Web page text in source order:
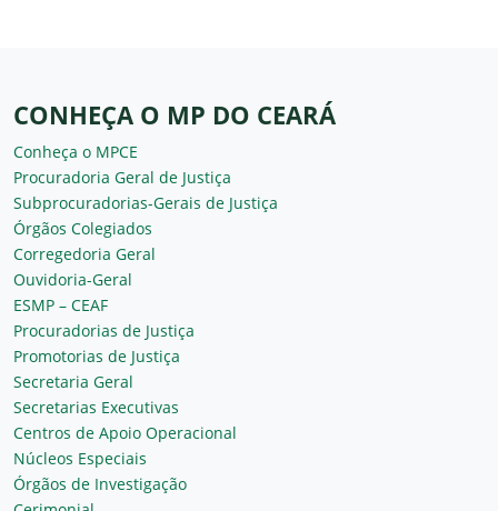
CONHEÇA O MP DO CEARÁ
Conheça o MPCE
Procuradoria Geral de Justiça
Subprocuradorias-Gerais de Justiça
Órgãos Colegiados
Corregedoria Geral
Ouvidoria-Geral
ESMP – CEAF
Procuradorias de Justiça
Promotorias de Justiça
Secretaria Geral
Secretarias Executivas
Centros de Apoio Operacional
Núcleos Especiais
Órgãos de Investigação